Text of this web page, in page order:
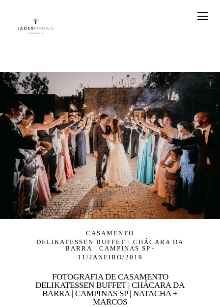
CASAMENTO
DELIKATESSEN BUFFET | CHÁCARA DA
BARRA | CAMPINAS SP
11/JANEIRO/2019
FOTOGRAFIA DE CASAMENTO
DELIKATESSEN BUFFET | CHÁCARA DA
BARRA | CAMPINAS SP | NATACHA +
MARCOS